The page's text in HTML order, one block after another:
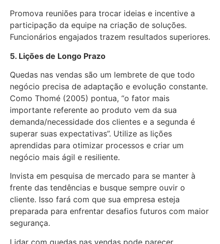
Promova reuniões para trocar ideias e incentive a
participação da equipe na criação de soluções.
Funcionários engajados trazem resultados superiores.
5. Lições de Longo Prazo
Quedas nas vendas são um lembrete de que todo
negócio precisa de adaptação e evolução constante.
Como Thomé (2005) pontua, “o fator mais
importante referente ao produto vem da sua
demanda/necessidade dos clientes e a segunda é
superar suas expectativas”. Utilize as lições
aprendidas para otimizar processos e criar um
negócio mais ágil e resiliente.
Invista em pesquisa de mercado para se manter à
frente das tendências e busque sempre ouvir o
cliente. Isso fará com que sua empresa esteja
preparada para enfrentar desafios futuros com maior
segurança.
Lidar com quedas nas vendas pode parecer